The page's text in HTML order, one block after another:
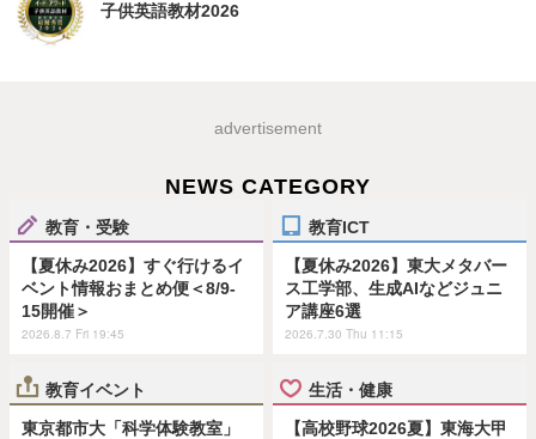
子供英語教材2026
advertisement
NEWS CATEGORY
教育・受験
【夏休み2026】すぐ行けるイ
ベント情報おまとめ便＜8/9-
15開催＞
2026.8.7 Fri 19:45
教育ICT
【夏休み2026】東大メタバー
ス工学部、生成AIなどジュニ
ア講座6選
2026.7.30 Thu 11:15
教育イベント
東京都市大「科学体験教室」
生活・健康
【高校野球2026夏】東海大甲